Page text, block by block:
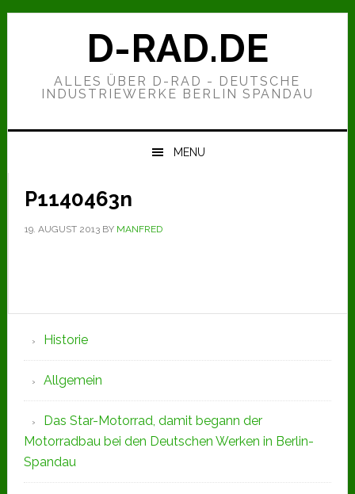
Zur
Hauptnavigation
Zum
Zur
D-RAD.DE
ALLES ÜBER D-RAD - DEUTSCHE
INDUSTRIEWERKE BERLIN SPANDAU
MENU
P1140463n
19. AUGUST 2013BY MANFRED
Seitenspalte
Historie
Allgemein
Das Star-Motorrad, damit begann der
Motorradbau bei den Deutschen Werken in Berlin-
Spandau